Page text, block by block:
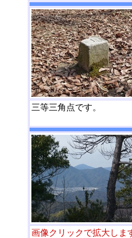
三等三角点です。
画像クリックで拡大しま